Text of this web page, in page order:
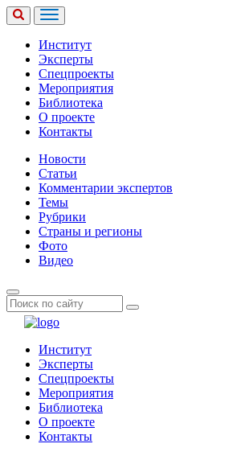
Институт
Эксперты
Спецпроекты
Мероприятия
Библиотека
О проекте
Контакты
Новости
Статьи
Комментарии экспертов
Темы
Рубрики
Страны и регионы
Фото
Видео
Институт
Эксперты
Спецпроекты
Мероприятия
Библиотека
О проекте
Контакты